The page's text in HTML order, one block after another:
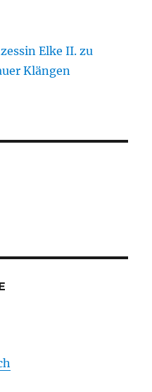
Elke II. zu
Klängen